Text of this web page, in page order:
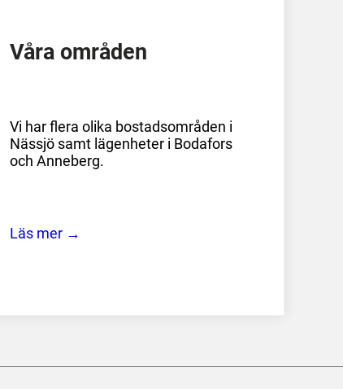
Våra områden
Vi har flera olika bostadsområden i
Nässjö samt lägenheter i Bodafors
och Anneberg.
Läs mer →